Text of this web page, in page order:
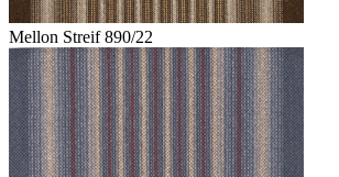
Mellon Streif 890/22